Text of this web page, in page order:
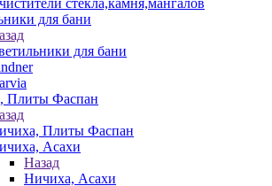
стекла,камня,мангалов
для бани
для бани
Плиты Фаспан
Плиты Фаспан
Асахи
Назад
Ничиха, Асахи